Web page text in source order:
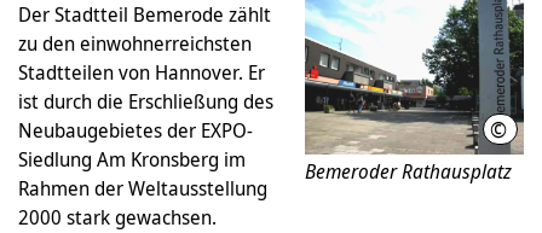
©
Bemeroder Rathausplatz
Der Stadtteil Bemerode zählt
zu den einwohnerreichsten
Stadtteilen von Hannover. Er
ist durch die Erschließung des
Neubaugebietes der EXPO-
Siedlung Am Kronsberg im
Rahmen der Weltausstellung
2000 stark gewachsen.